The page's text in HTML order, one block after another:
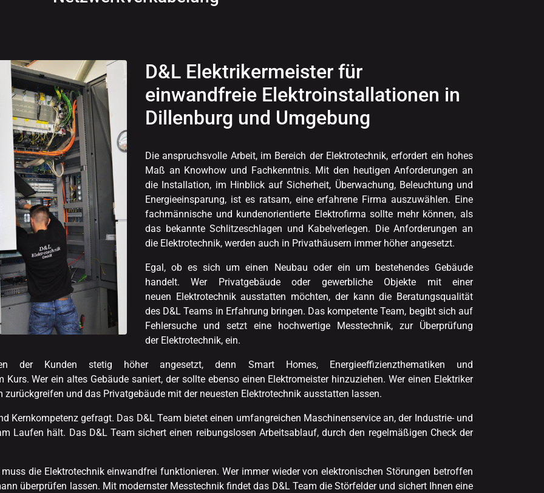
D&L Elektrikermeister für
einwandfreie Elektroinstallationen in
Dillenburg und Umgebung
Die anspruchsvolle Arbeit, im Bereich der Elektrotechnik, erfordert ein hohes
Maß an Knowhow und Fachkenntnis. Mit den heutigen Anforderungen an
die Installation, im Hinblick auf Sicherheit, Überwachung, Beleuchtung und
Energieeinsparung, ist es ratsam, eine erfahrene Firma auszuwählen. Eine
fachmännische und kundenorientierte Elektrofirma sollte mehr können, als
das bekannte Schlitzeschlagen und Kabelverlegen. Die Anforderungen an
die Elektrotechnik, werden auch in Privathäusern immer höher angesetzt.
Egal, ob es sich um einen Neubau oder ein um bestehendes Gebäude
handelt. Wer Privatgebäude oder gewerbliche Objekte mit einer
neuen Elektrotechnik ausstatten möchten, der kann die Beratungsqualität
des D&L Teams in Erfahrung bringen. Das kompetente Team, begibt sich auf
Fehlersuche und setzt eine hochwertige Messtechnik, zur Überprüfung
der Elektrotechnik, ein.
der Kunden stetig höher angesetzt, denn Smart Homes, Energieeffizienzthematiken und
Wer ein altes Gebäude saniert, der sollte ebenso einen Elektromeister hinzuziehen. Wer einen Elektriker
und das Privatgebäude mit der neuesten Elektrotechnik ausstatten lassen.
Kernkompetenz gefragt. Das D&L Team bietet einen umfangreichen Maschinenservice an, der Industrie- und
Laufen hält. Das D&L Team sichert einen reibungslosen Arbeitsablauf, durch den regelmäßigen Check der
die Elektrotechnik einwandfrei funktionieren. Wer immer wieder von elektronischen Störungen betroffen
überprüfen lassen. Mit modernster Messtechnik findet das D&L Team die Störfelder und sichert Ihnen eine